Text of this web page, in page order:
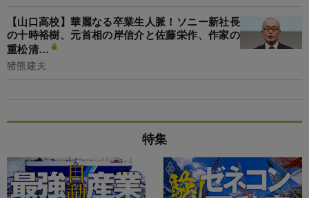
【山口高校】華麗なる卒業生人脈！ソニー新社長
の十時裕樹、元首相の岸信介と佐藤栄作、作家の
重松清…
猪熊建夫
特集